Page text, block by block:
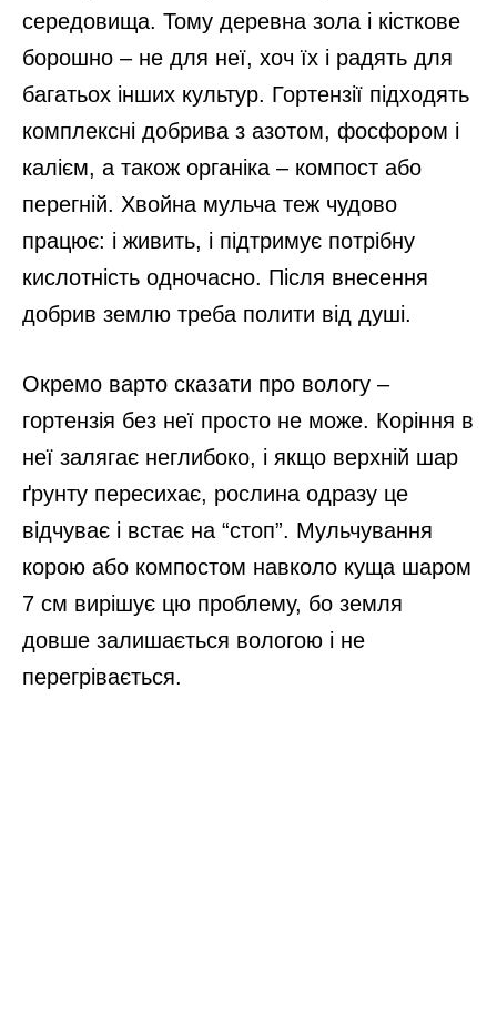
середовища. Тому деревна зола і кісткове
борошно – не для неї, хоч їх і радять для
багатьох інших культур. Гортензії підходять
комплексні добрива з азотом, фосфором і
калієм, а також органіка – компост або
перегній. Хвойна мульча теж чудово
працює: і живить, і підтримує потрібну
кислотність одночасно. Після внесення
добрив землю треба полити від душі.
Окремо варто сказати про вологу –
гортензія без неї просто не може. Коріння в
неї залягає неглибоко, і якщо верхній шар
ґрунту пересихає, рослина одразу це
відчуває і встає на “стоп”. Мульчування
корою або компостом навколо куща шаром
7 см вирішує цю проблему, бо земля
довше залишається вологою і не
перегрівається.